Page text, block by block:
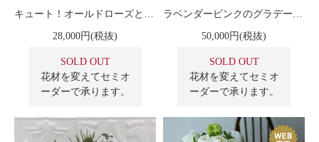
キュート！オールドローズとベリー クラッチブーケ
28,000円(税抜)
SOLD OUT
花材を変えてセミオ
ーダーで承ります。
ラベンダーピンクのグラデーションが美しいバラのブーケ
50,000円(税抜)
SOLD OUT
花材を変えてセミオ
ーダーで承ります。